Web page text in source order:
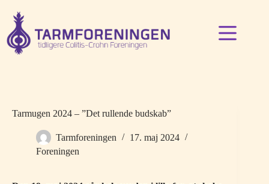
indhold
Tarmugen 2024 – ”Det rullende budskab”
Tarmforeningen
17. maj 2024
Foreningen